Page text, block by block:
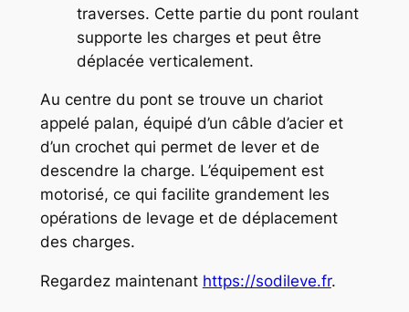
traverses. Cette partie du pont roulant
supporte les charges et peut être
déplacée verticalement.
Au centre du pont se trouve un chariot
appelé palan, équipé d’un câble d’acier et
d’un crochet qui permet de lever et de
descendre la charge. L’équipement est
motorisé, ce qui facilite grandement les
opérations de levage et de déplacement
des charges.
Regardez maintenant https://sodileve.fr.